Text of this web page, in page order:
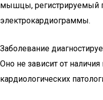
мышцы, регистрируемый
электрокардиограммы.
Заболевание
Оно не зависит от наличия
кардиологических